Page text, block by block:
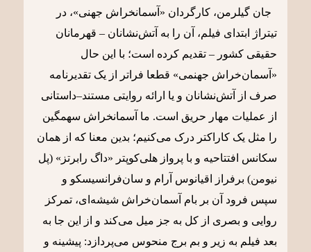
جان گیلرمن، کارگردان «آسمانخراش جهنی»، در
تیتراژ ابتدای فیلم، آن را به آتش‌نشانان – قهرمانان
حقیقی کشور – تقدیم کرده است؛ با این حال
«آسمان‌خراش جهنمی» قطعا فراتر از یک تقدیر‌نامه
صرف از آتش‌نشانان و یا ارائه روایتی مستند–داستانی
از عملیات مهار حریق است. ما آسمانخراش سهمگین
را مثل یک کاراکتر درک می‌کنیم؛ بدین معنا که از همان
سکانس افتتاحیه و با پرواز هلی‌کوپتر «داگ رابرتز» (پل
نیومن) برفراز اقیانوس آرام و سان‌فرانسیسکو و
سپس فرود آن بر بام آسمان‌خراش شیشه‌ای، تمرکز
روایی و بصری از کل به جز میل می‌کند و از این جا به
بعد فیلم به زیر و بم برج منحوس می‌پردازد: پیشینه و